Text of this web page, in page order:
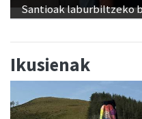
Santioak laburbiltzeko
Ikusienak